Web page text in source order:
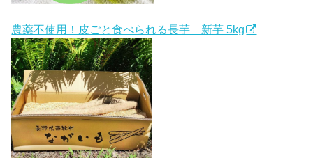
農薬不使用！皮ごと食べられる長芋 新芋 5kg